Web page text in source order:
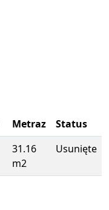
Metraz
Status
31.16
m2
Usunięte